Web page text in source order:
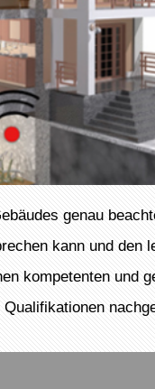
genau
kann und den
kompetenten und